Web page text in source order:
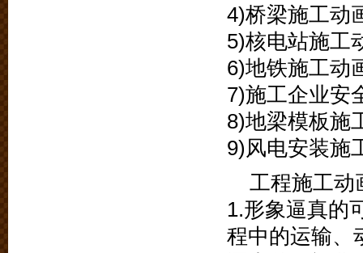
4)桥梁施工动
5)核电站施工
6)地铁施工动
7)施工企业安
8)地梁模板施
9)风电安装施
工程施工动
1.形象逼真的
程中的运输、